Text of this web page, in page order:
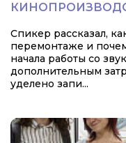
Спикер рассказал,
перемонтаже и
начала работы со
дополнительным
уделено запи...